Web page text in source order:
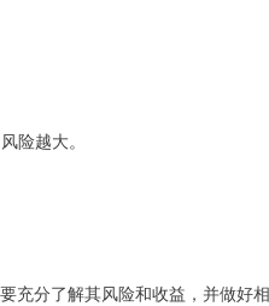
险越大。
充分了解其风险和收益，并做好相